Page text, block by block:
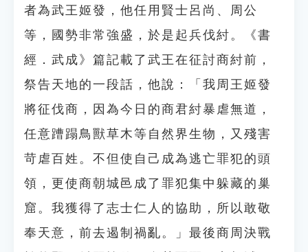
者為武王姬發，他任用賢士呂尚、周公
等，國勢非常強盛，於是起兵伐紂。《書
經．武成》篇記載了武王在征討商紂前，
祭告天地的一段話，他說：「我周王姬發
將征伐商，因為今日的商君紂暴虐無道，
任意蹧蹋鳥獸草木等自然界生物，又殘害
苛虐百姓。不但使自己成為逃亡罪犯的頭
領，更使商朝城邑成了罪犯集中躲藏的巢
窟。我獲得了志士仁人的協助，所以敢敬
奉天意，前去遏制禍亂。」最後商周決戰